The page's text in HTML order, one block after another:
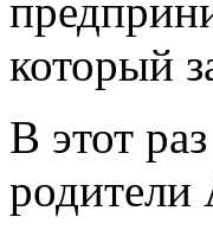
который
В этот
родители